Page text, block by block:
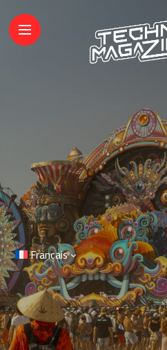
Français